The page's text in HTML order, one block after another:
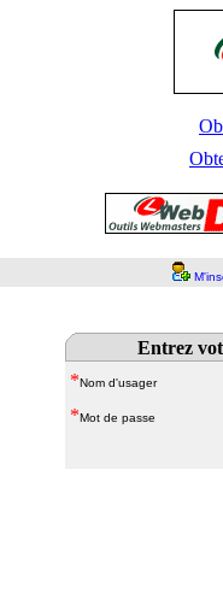
Entrez
*Nom d'usager
*Mot de passe